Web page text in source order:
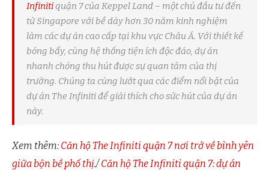
Infinitiquận 7 của Keppel Land – một chủ đầu tư đến
từ Singapore với bề dày hơn 30 năm kinh nghiệm
làm các dự án cao cấp tại khu vực Châu Á. Với thiết kế
bóng bẩy, cùng hệ thống tiện ích độc đáo, dự án
nhanh chóng thu hút được sự quan tâm của thị
trường. Chúng ta cùng lướt qua các điểm nổi bật của
dự án The Infiniti để giái thích cho sức hút của dự án
này.
Xem thêm: Căn hộ The Infiniti quận 7 nơi trở về bình yên
giữa bộn bề phố thị./ Căn hộ The Infiniti quận 7: dự án